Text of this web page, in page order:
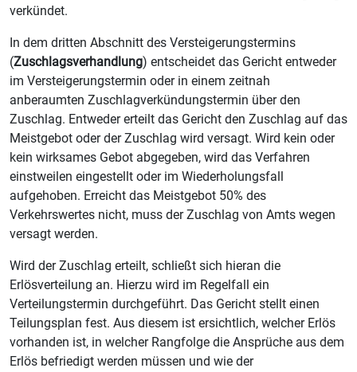
verkündet.
In dem dritten Abschnitt des Versteigerungstermins
(Zuschlagsverhandlung) entscheidet das Gericht entweder
im Versteigerungstermin oder in einem zeitnah
anberaumten Zuschlagverkündungstermin über den
Zuschlag. Entweder erteilt das Gericht den Zuschlag auf das
Meistgebot oder der Zuschlag wird versagt. Wird kein oder
kein wirksames Gebot abgegeben, wird das Verfahren
einstweilen eingestellt oder im Wiederholungsfall
aufgehoben. Erreicht das Meistgebot 50% des
Verkehrswertes nicht, muss der Zuschlag von Amts wegen
versagt werden.
Wird der Zuschlag erteilt, schließt sich hieran die
Erlösverteilung an. Hierzu wird im Regelfall ein
Verteilungstermin durchgeführt. Das Gericht stellt einen
Teilungsplan fest. Aus diesem ist ersichtlich, welcher Erlös
vorhanden ist, in welcher Rangfolge die Ansprüche aus dem
Erlös befriedigt werden müssen und wie der